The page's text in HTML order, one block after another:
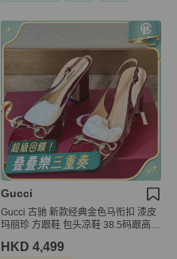
Gucci
Gucci 古驰 新款经典金色马衔扣 漆皮
玛丽珍 方跟鞋 包头凉鞋 38.5码跟高7.
HKD 4,499